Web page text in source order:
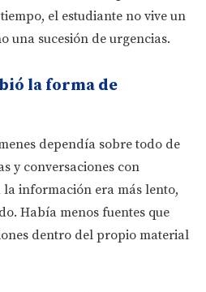
el estudiante no vive un
una sucesión de urgencias.
la forma de
dependía sobre todo de
y conversaciones con
la información era más lento,
Había menos fuentes que
dentro del propio material